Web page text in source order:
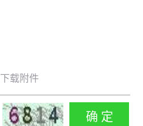
载附件